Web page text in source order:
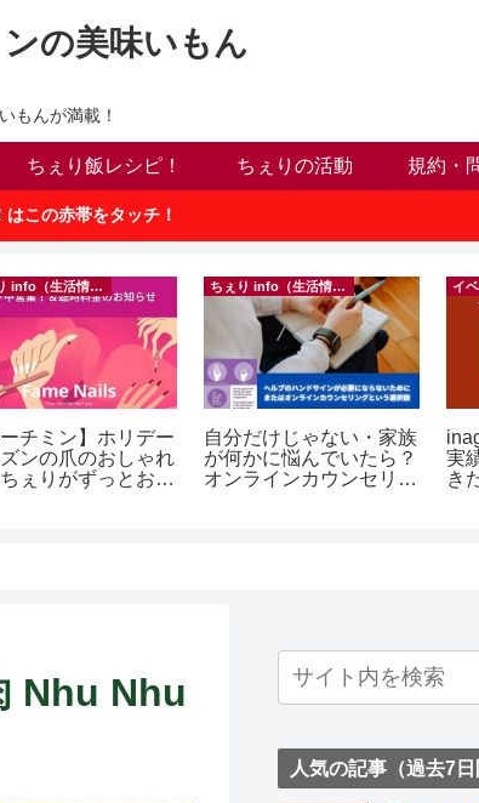
の美味いもん
もんが満載！
ちぇり飯レシピ！ ちぇりの活動 規約・
この赤帯をタッチ！
ちぇり info（生活情報）
ーチミン】ホリデー
ンの爪のおしゃれ
ぇりがずっとお世
前不適用期間&テ
ちぇり info（生活情報）
自分だけじゃない・家族
が何かに悩んでいたら？
オンラインカウンセリン
イ
実
き
Nhu Nhu
人気の記事（過去7日